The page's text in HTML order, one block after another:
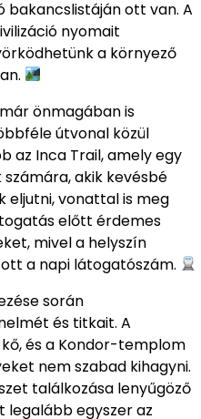
ott van. A
nyomait
a környező
önmagában is
útvonal közül
az Inca Trail, amely egy
akik kevésbé
eljutni, vonattal is meg
előtt érdemes
mivel a helyszín
a napi látogatószám.
során
és titkait. A
és a Kondor-templom
nem szabad kihagyni.
találkozása lenyűgöző
egyszer az